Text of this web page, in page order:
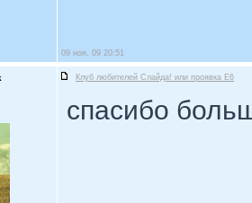
09 ноя, 09 20:51
Клуб любителей Слайда! или проявка E6
спасибо